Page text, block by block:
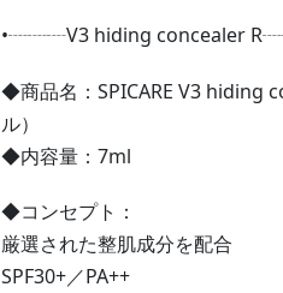
•┈┈┈V3 hiding concealer
◆商品名：SPICARE V3 hiding
ル）
◆内容量：7ml
◆コンセプト：
厳選された整肌成分を配合
SPF30+／PA++